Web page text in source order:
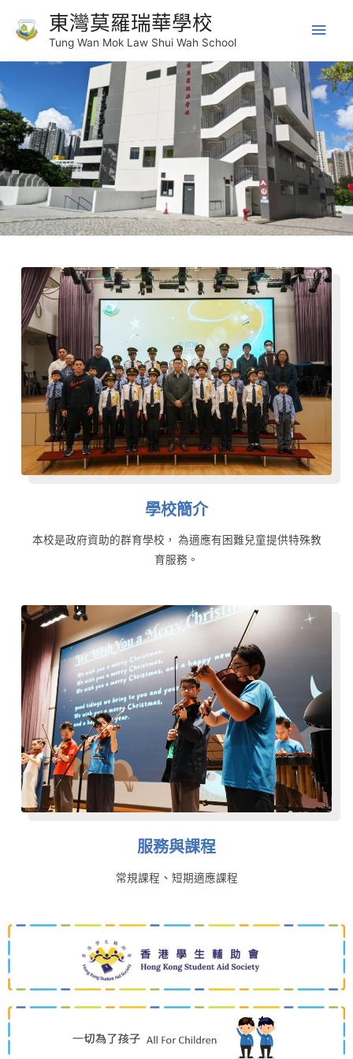
東灣莫羅瑞華學校
Tung Wan Mok Law Shui Wah School
學校簡介
本校是政府資助的群育學校， 為適應有困難兒童提供特殊教
育服務。
服務與課程
常規課程 、 短期適應課程